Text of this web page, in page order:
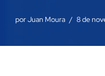
porJuan Moura 8 de